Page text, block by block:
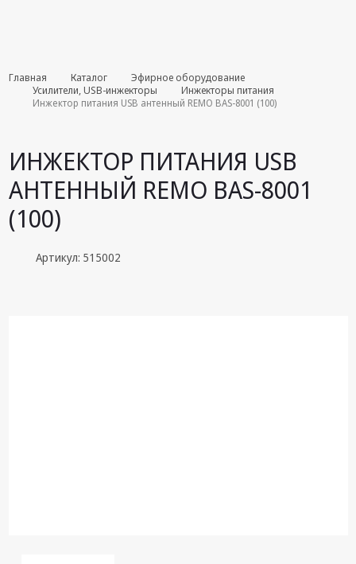
Комплекты
августа
Android TV
приставки
Блоки питания,
Сетевые
Главная Каталог
Эфирное оборудование
Усилители, USB-инжекторы
Инжекторы питания
Инжектор питания USB антенный REMO BAS-8001 (100)
ИНЖЕКТОР ПИТАНИЯ USB
АНТЕННЫЙ REMO BAS-8001
(100)
Артикул: 515002